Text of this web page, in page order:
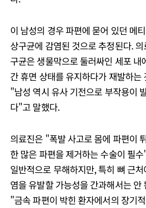
이 남성의 경우 파편에 묻어 있던 메
상구균에 감염된 것으로 추정된다.
구균은 생물막으로 둘러싸인 세포 내
간 휴면 상태를 유지하다가 재발하는
"남성 역시 유사 기전으로 부작용이
다"고 말했다.
의료진은 "폭발 사고로 몸에 파편이
한 많은 파편을 제거하는 수술이 필
일반적으로 무해하지만, 특히 뼈 근
염을 유발할 가능성을 간과해서는 안
"금속 파편이 박힌 환자에서의 장기